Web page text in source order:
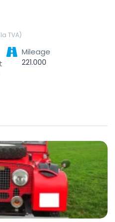
TVA)
Mileage
221.000